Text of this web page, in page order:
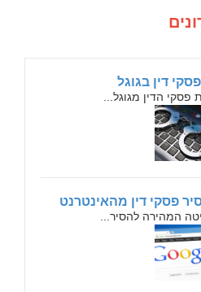
דין בגוגל
הדין מגוגל...
פסקי דין מהאינטרנט
המהירה להסיר...